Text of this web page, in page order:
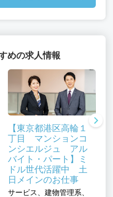
めの求人情報
【東京都港区高輪１
丁目 マンションコ
ンシエルジュ アル
バイト・パート】ミ
ドル世代活躍中 土
日メインのお仕事
サービス、建物管理系、